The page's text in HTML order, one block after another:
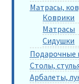
Матрасы,
Коврики
Матрасы
Сидушки
Подарочные
Столы,
Арбалеты,